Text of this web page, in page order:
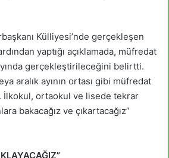
Külliyesi’nde gerçekleşen
yaptığı açıklamada, müfredat
gerçekleştirileceğini belirtti.
aralık ayının ortası gibi müfredat
İlkokul, ortaokul ve lisede tekrar
bakacağız ve çıkartacağız”